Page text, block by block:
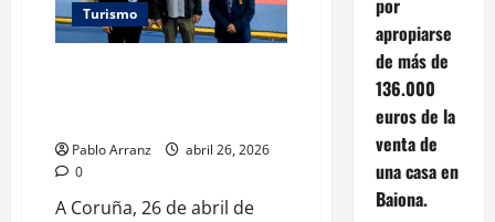
nandopr71
(Instagram)
Turismo
Pablo Arranz
abril 26, 2026
0
A Coruña, 26 de abril de
por
apropiarse
de más de
136.000
euros de la
venta de
una casa en
Baiona.